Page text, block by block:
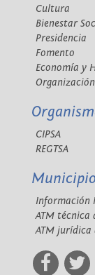
Cultura
Bienestar
Presidencia
Fomento
Economía y
CIPSA
REGTSA
Información
ATM técnica
ATM jurídica